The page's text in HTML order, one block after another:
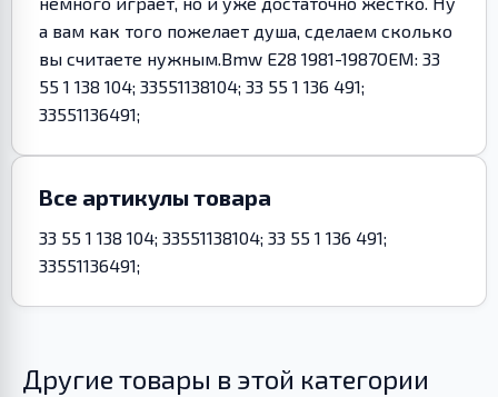
а вам как того пожелает душа, сделаем сколько
вы считаете нужным.Bmw E28 1981-1987OEM: 33
55 1 138 104; 33551138104; 33 55 1 136 491;
33551136491;
Все артикулы товара
33 55 1 138 104; 33551138104; 33 55 1 136 491;
33551136491;
Другие товары в этой категории